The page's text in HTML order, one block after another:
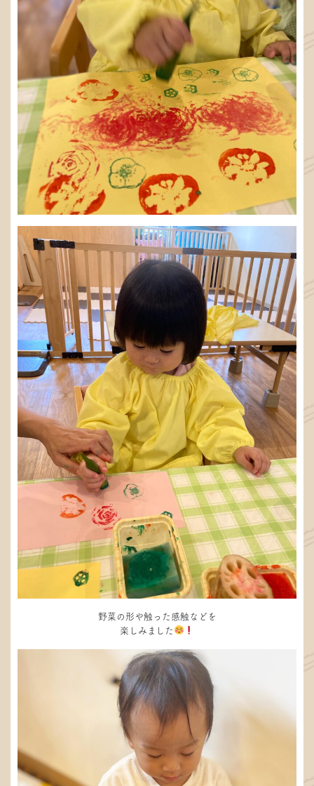
野菜の形や触った感触などを
楽しみました